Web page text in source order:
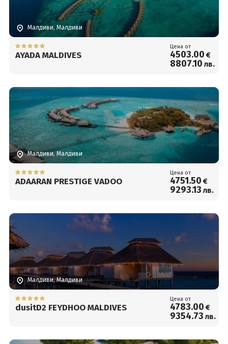
Малдиви, Малдиви
AYADA MALDIVES
Цена от
4503.00 €
8807.10 лв.
Малдиви, Малдиви
ADAARAN PRESTIGE VADOO
Цена от
4751.50 €
9293.13 лв.
Малдиви, Малдиви
dusitD2 FEYDHOO MALDIVES
Цена от
4783.00 €
9354.73 лв.